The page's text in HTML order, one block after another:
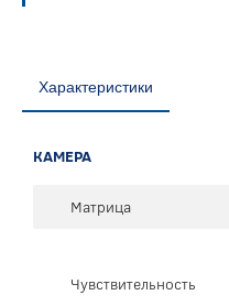
Характеристики
КАМЕРА
Матрица
Чувствительность